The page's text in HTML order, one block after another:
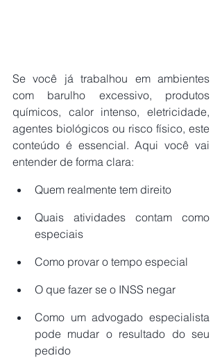
Se você já trabalhou em ambientes
com barulho excessivo, produtos
químicos, calor intenso, eletricidade,
agentes biológicos ou risco físico, este
conteúdo é essencial. Aqui você vai
entender de forma clara:
Quem realmente tem direito
Quais atividades contam como
especiais
Como provar o tempo especial
O que fazer se o INSS negar
Como um advogado especialista
pode mudar o resultado do seu
pedido